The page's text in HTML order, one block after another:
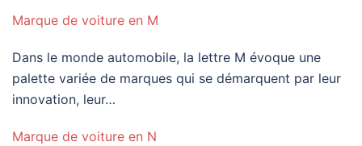
Marque de voiture en M
Dans le monde automobile, la lettre M évoque une
palette variée de marques qui se démarquent par leur
innovation, leur…
Marque de voiture en N